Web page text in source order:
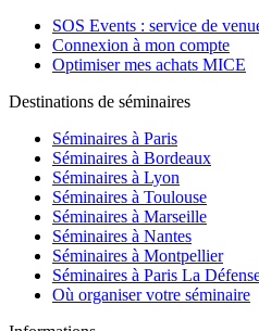
SOS Events : service de
Connexion à mon compte
Optimiser mes achats MICE
Destinations de séminaires
Séminaires à Paris
Séminaires à Bordeaux
Séminaires à Lyon
Séminaires à Toulouse
Séminaires à Marseille
Séminaires à Nantes
Séminaires à Montpellier
Séminaires à Paris La
Où organiser votre séminaire